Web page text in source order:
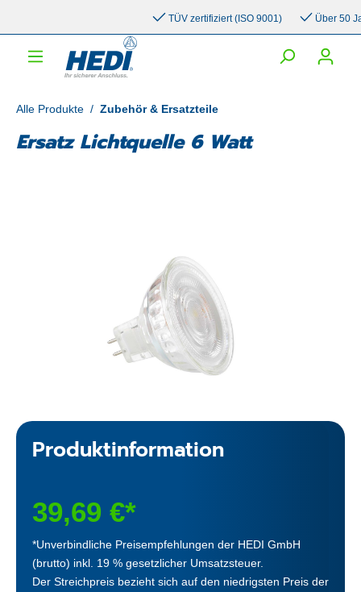
TÜV zertifiziert (ISO 9001) Über 50
Alle Produkte / Zubehör & Ersatzteile
Ersatz Lichtquelle 6 Watt
Produktinformation
39,69 €*
*Unverbindliche Preisempfehlungen der HEDI GmbH
(brutto) inkl. 19 % gesetzlicher Umsatzsteuer.
Der Streichpreis bezieht sich auf den niedrigsten Preis der